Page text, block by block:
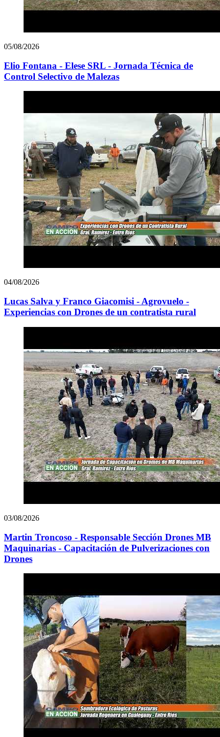
05/08/2026
Elio Fontana - Elese SRL - Jornada Técnica de
Control Selectivo de Malezas
04/08/2026
Lucas Salva y Franco Giacomisi - Agrovuelo -
Experiencias con Drones de un contratista rural
03/08/2026
Martin Troncoso - Responsable Sección Drones MB
Maquinarias - Capacitación de Pulverizaciones con
Drones